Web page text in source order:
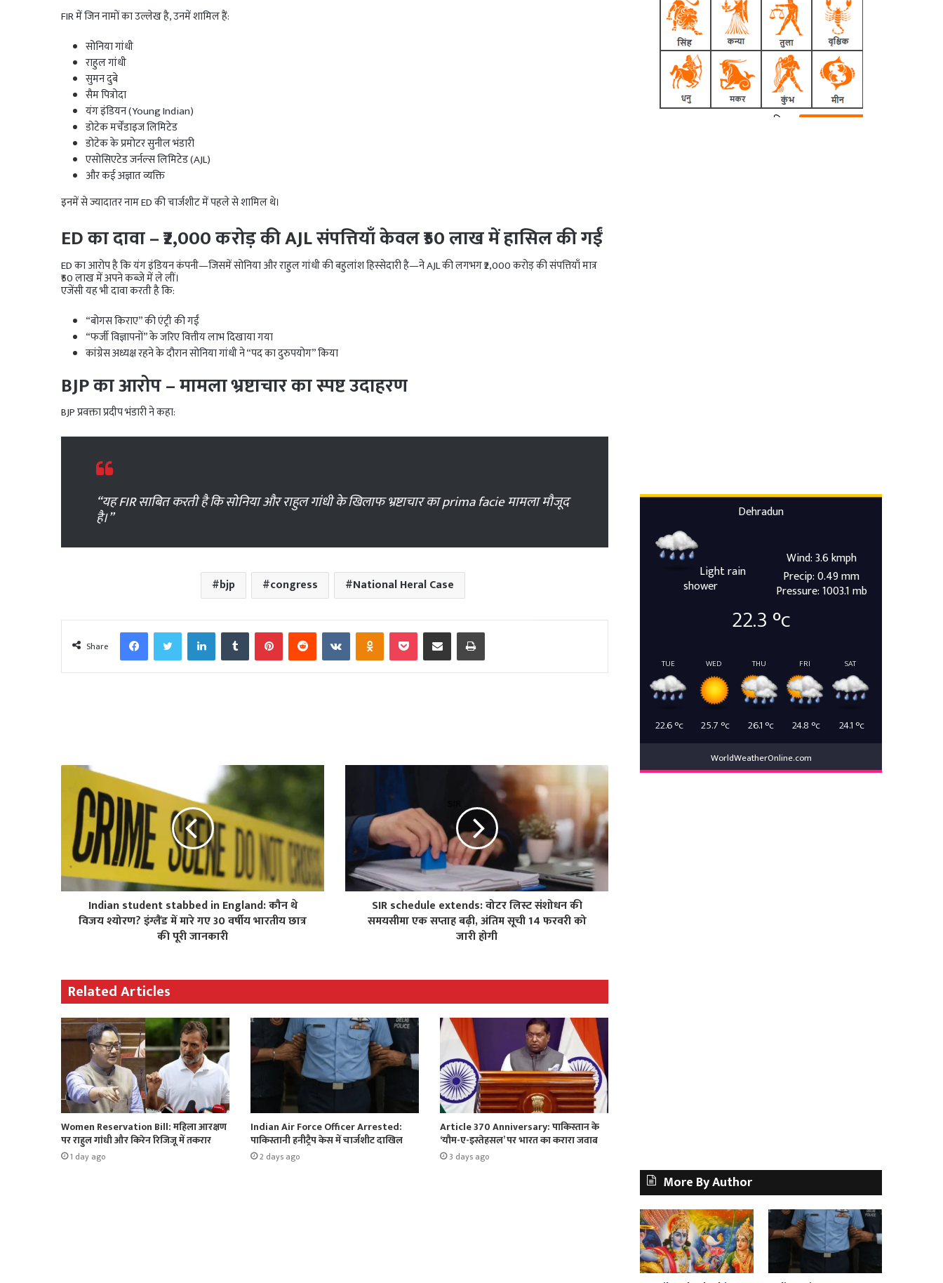
FIR में जिन नामों का उल्लेख है, उनमें शामिल हैं:
सोनिया गांधी
राहुल गांधी
सुमन दुबे
सैम पित्रोदा
यंग इंडियन (Young Indian)
डोटेक मर्चेंडाइज लिमिटेड
डोटेक के प्रमोटर सुनील भंडारी
एसोसिएटेड जर्नल्स लिमिटेड (AJL)
और कई अज्ञात व्यक्ति
इनमें से ज्यादातर नाम ED की चार्जशीट में पहले से शामिल थे।
ED का दावा – ₹2,000 करोड़ की AJL संपत्तियाँ केवल ₹50 लाख में हासिल की गईं
ED का आरोप है कि यंग इंडियन कंपनी—जिसमें सोनिया और राहुल गांधी की बहुलांश हिस्सेदारी है—ने AJL की लगभग ₹2,000 करोड़ की संपत्तियाँ मात्र
₹50 लाख में अपने कब्जे में ले लीं।
एजेंसी यह भी दावा करती है कि:
“बोगस किराए” की एंट्री की गईं
“फर्जी विज्ञापनों” के जरिए वित्तीय लाभ दिखाया गया
कांग्रेस अध्यक्ष रहने के दौरान सोनिया गांधी ने “पद का दुरुपयोग” किया
BJP का आरोप – मामला भ्रष्टाचार का स्पष्ट उदाहरण
BJP प्रवक्ता प्रदीप भंडारी ने कहा:
“यह FIR साबित करती है कि सोनिया और राहुल गांधी के खिलाफ भ्रष्टाचार का prima facie मामला मौजूद
है।”
bjp congress National Heral Case
Share
FacebookTwitterLinkedInTumblrPinterestRedditVKontakteOdnoklassniki
PocketShare via Email Print
Indian student stabbed in England: कौन थे
विजय श्योरण? इंग्लैंड में मारे गए 30 वर्षीय भारतीय छात्र
की पूरी जानकारी
SIR schedule extends: वोटर लिस्ट संशोधन की
समयसीमा एक सप्ताह बढ़ी, अंतिम सूची 14 फरवरी को
जारी होगी
Related Articles
Women Reservation Bill: महिला आरक्षण
पर राहुल गांधी और किरेन रिजिजू में तकरार
1 day ago
Indian Air Force Officer Arrested:
पाकिस्तानी हनीट्रैप केस में चार्जशीट दाखिल
2 days ago
Article 370 Anniversary: पाकिस्तान के
‘यौम-ए-इस्तेहसल’ पर भारत का करारा जवाब
3 days ago
Dehradun
Light rain
shower
Wind: 3.6 kmph
Precip: 0.49 mm
Pressure: 1003.1 mb
22.3°c
TUE
22.6°c
WED
25.7 °c
THU
26.1 °c
FRI
24.8 °c
SAT
24.1 °c
WorldWeatherOnline.com
More By Author